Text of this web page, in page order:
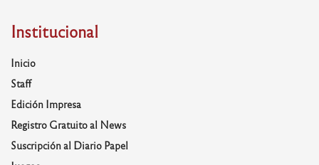
Institucional
Inicio
Staff
Edición Impresa
Registro Gratuito al News
Suscripción al Diario Papel